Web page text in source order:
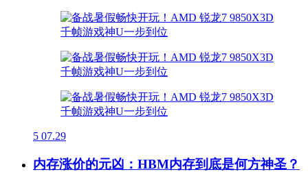
5 07.29
内存涨价的元凶：HBM内存到底是何方神圣？